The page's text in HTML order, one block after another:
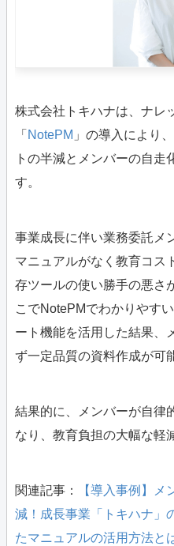
株式会社トキハナは、ナレ
「 NotePM 」の導入により
トの半減とメンバーの自
す。
事業成長に伴い業務委託メ
マニュアルがなく教育コス
存ツールの使い勝手の悪さ
こでNotePMでわかりやす
ート機能を活用した結果、
ず一定品質の資料作成が可
結果的に、メンバーが自律
なり、教育負担の大幅な軽
関連記事：
【導入事例】
減！成長事業「トキハナ」
たマニュアルの活用方法と